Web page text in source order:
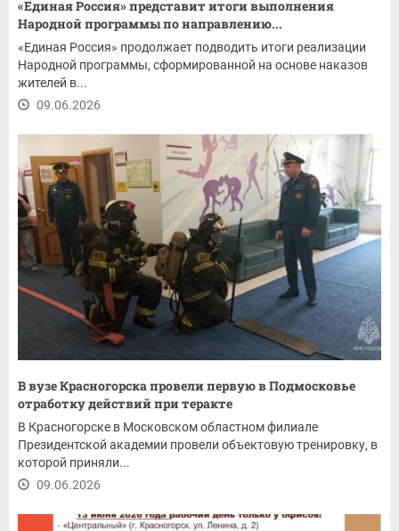
«Единая Россия» представит итоги выполнения
Народной программы по направлению...
«Единая Россия» продолжает подводить итоги реализации
Народной программы, сформированной на основе наказов
жителей в...
09.06.2026
В вузе Красногорска провели первую в Подмосковье
отработку действий при теракте
В Красногорске в Московском областном филиале
Президентской академии провели объектовую тренировку, в
которой приняли...
09.06.2026